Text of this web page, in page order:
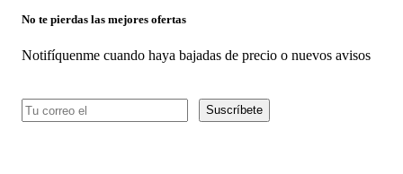
No te pierdas las mejores ofertas
Notifíquenme cuando haya bajadas de precio o nuevos avisos
Suscríbete